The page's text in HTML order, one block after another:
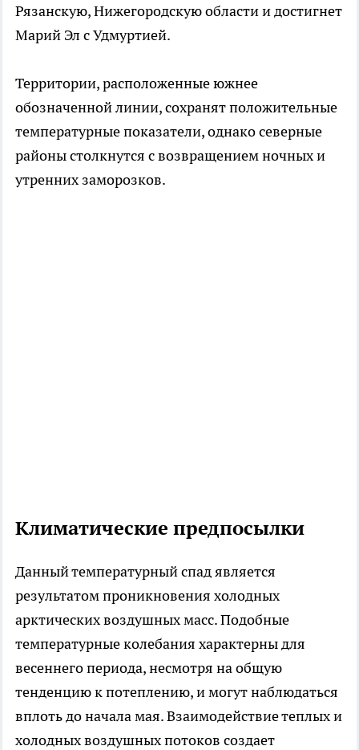
Рязанскую, Нижегородскую области и достигнет
Марий Эл с Удмуртией.
Территории, расположенные южнее
обозначенной линии, сохранят положительные
температурные показатели, однако северные
районы столкнутся с возвращением ночных и
утренних заморозков.
Климатические предпосылки
Данный температурный спад является
результатом проникновения холодных
арктических воздушных масс. Подобные
температурные колебания характерны для
весеннего периода, несмотря на общую
тенденцию к потеплению, и могут наблюдаться
вплоть до начала мая. Взаимодействие теплых и
холодных воздушных потоков создает